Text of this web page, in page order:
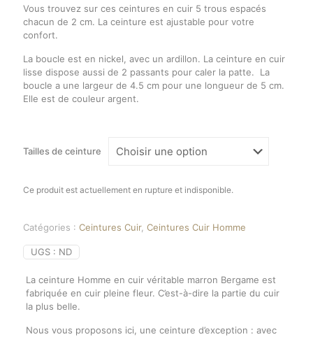
Vous trouvez sur ces ceintures en cuir 5 trous espacés
chacun de 2 cm. La ceinture est ajustable pour votre
confort.
La boucle est en nickel, avec un ardillon. La ceinture en cuir
lisse dispose aussi de 2 passants pour caler la patte. La
boucle a une largeur de 4.5 cm pour une longueur de 5 cm.
Elle est de couleur argent.
Tailles de ceinture
Ce produit est actuellement en rupture et indisponible.
Catégories : Ceintures Cuir, Ceintures Cuir Homme
UGS : ND
La ceinture Homme en cuir véritable marron Bergame est
fabriquée en cuir pleine fleur. C’est-à-dire la partie du cuir
la plus belle.
Nous vous proposons ici, une ceinture d’exception : avec